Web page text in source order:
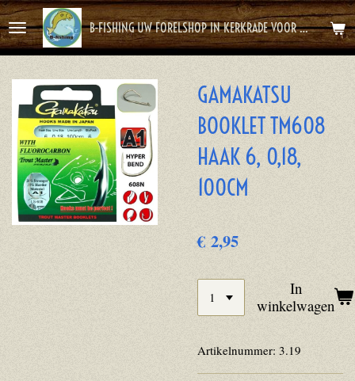
Ga
direct
de
hoofdinhoud
B-FISHING UW FORELSHOP IN KERKRADE VOOR HET BESTE FOREL AVONTUUR
GAMAKATSU
BOOKLET TM608
HAAK 6, 0,18,
100CM
€ 2,95
In
winkelwagen
Artikelnummer: 3.19